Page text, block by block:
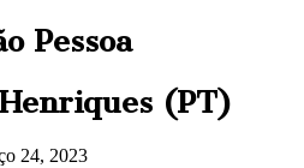
Pessoa
(PT)
24, 2023